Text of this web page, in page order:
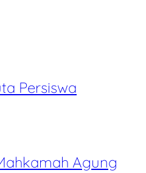
Persiswa
Agung